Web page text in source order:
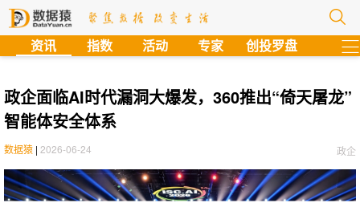
资讯 指数 活动 专家 创投罗盘
政企面临AI时代漏洞大爆发，360推出“倚天屠龙”
智能体安全体系
政企
数据猿 | 2026-06-24